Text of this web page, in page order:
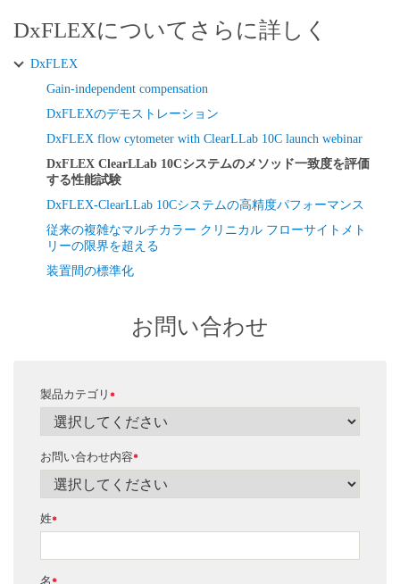
方法
CLSI EP09c
に従って多施設共同臨床試験を設計し 、フロ
ーサイトメーターDxFLEXとNavios EXでClearLLab 10Cパ
K2EDTA、クエン酸デキストロース（ACD）またはヘパリ
ンで採取した全血（WB）、骨髄（BM）、およびリンパ
節（LN）検体を使用しました。これらの検体は全体とし
て、白血病およびリンパ腫（L&L）の疾患ポピュレーショ
ンに分布する3つの主要な標本タイプを反映しています。
ものです。簡単に説明すると、定期的に行われる臨床検査
で残ったサンプルをスクリーニングし、ClearLLab 10Cア
を試薬取扱説明書（IFU）に従って調製し、Navios EXと
DxFLEXで1回ずつデータを取得しました。すべての製品
は、取扱説明書または関連するシステムガイドに従って使
用しました。さらに詳しい免疫フェノタイピング評価に
は、解析ソフトウエア Kaluzaを使用しました。異常フェノ
タイプの有無は、CLSI H43-A2に従い、臨床診断に関する
DxFLEXについてさらに詳しく
DxFLEX
Gain-independent compensation
DxFLEXのデモストレーション
DxFLEX flow cytometer with ClearLLab 10C launch webinar
‌DxFLEX ClearLLab 10Cシステムのメソッド一致度を評価
する性能試験
DxFLEX-ClearLLab 10Cシステムの高精度パフォーマンス
従来の複雑なマルチカラー クリニカル フローサイトメト
リーの限界を超える
装置間の標準化
お問い合わせ
*
製品カテゴリ
*
お問い合わせ内容
*
姓
名